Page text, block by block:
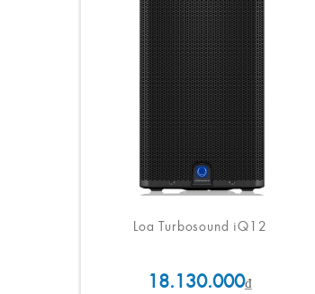
Loa Turbosound iQ12
18.130.000₫